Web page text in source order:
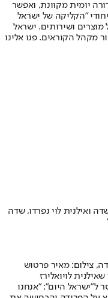
יומית מקוונת, ואפשר
"הקליקה של ישראל
ושירותים. ישראל
מקהל הקוראים. פנו אלינו
ואילנית לוי נפרדו, שדה
צילום: מאיר פרטוש
לויואלירז
ל"ישראל היום": "אנחנו